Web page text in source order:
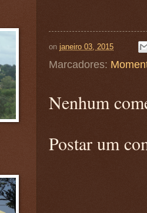
on janeiro 03, 2015
Marcadores:
Nenhum
Postar um